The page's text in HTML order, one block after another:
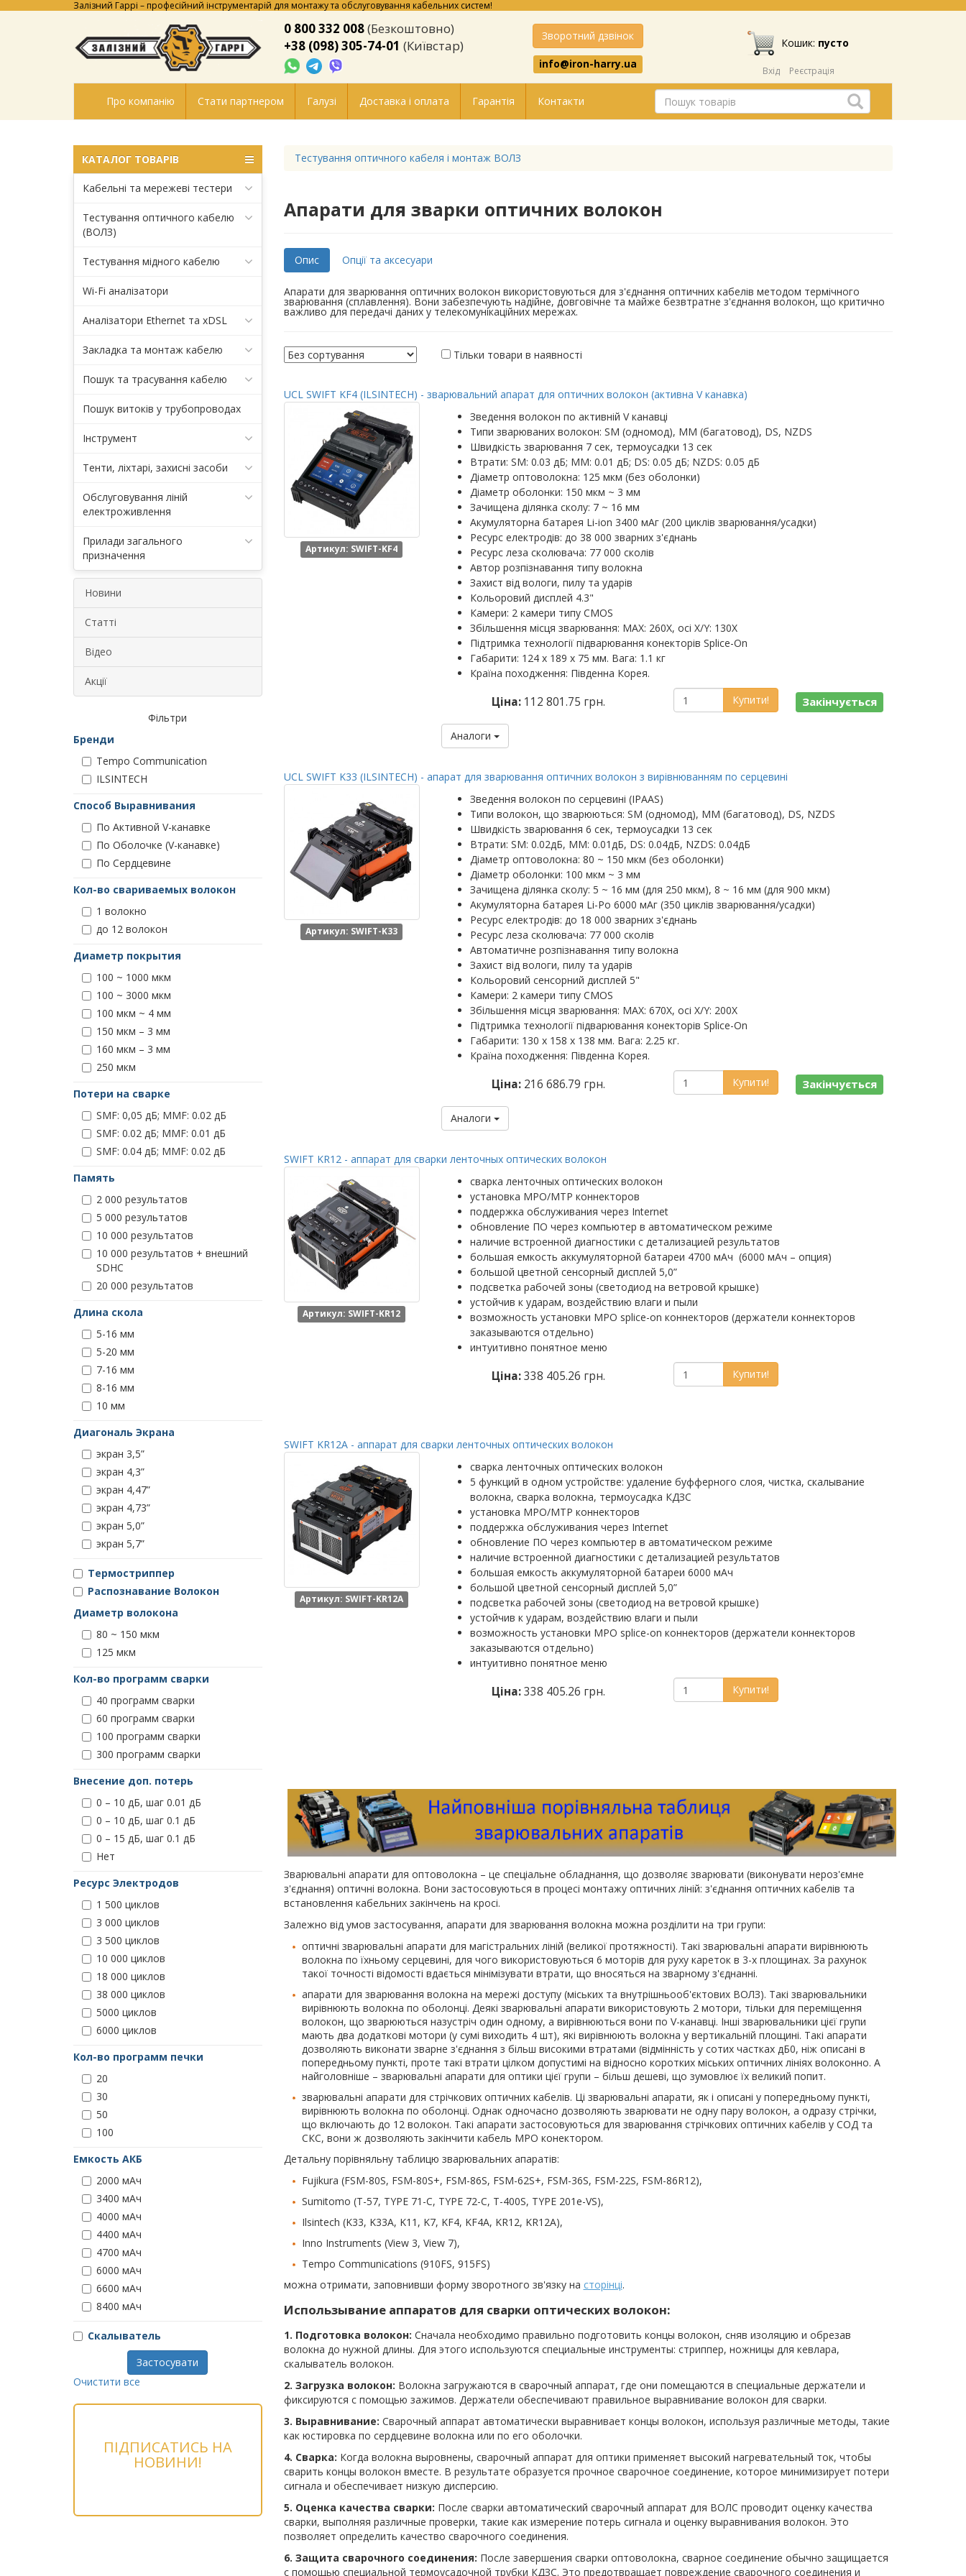
Залізний Гаррі – професійний інструментарій для монтажу та обслуговування кабельних систем!
0 800 332 008(Безкоштовно)
+38 (098) 305-74-01 (Київстар)
Зворотний дзвінок
info@iron-harry.ua
Кошик: пусто
Вхід Реєстрація
Про компанію Стати партнером Галузі Доставка і оплата Гарантія Контакти
КАТАЛОГ ТОВАРІВ
Кабельні та мережеві тестери
Тестування оптичного кабелю
(ВОЛЗ)
Тестування мідного кабелю
Wi-Fi аналізатори
Аналізатори Ethernet та xDSL
Закладка та монтаж кабелю
Пошук та трасування кабелю
Пошук витоків у трубопроводах
Інструмент
Тенти, ліхтарі, захисні засоби
Обслуговування ліній
електроживлення
Прилади загального
призначення
Новини
Статті
Відео
Акції
Фільтри
Бренди
Tempo Communication
ILSINTECH
Способ Выравнивания
По Активной V-канавке
По Оболочке (V-канавке)
По Сердцевине
Кол-во свариваемых волокон
1 волокно
до 12 волокон
Диаметр покрытия
100 ~ 1000 мкм
100 ~ 3000 мкм
100 мкм ~ 4 мм
150 мкм – 3 мм
160 мкм – 3 мм
250 мкм
Потери на сварке
SMF: 0,05 дБ; MMF: 0.02 дБ
SMF: 0.02 дБ; MMF: 0.01 дБ
SMF: 0.04 дБ; MMF: 0.02 дБ
Память
2 000 результатов
5 000 результатов
10 000 результатов
10 000 результатов + внешний
SDHC
20 000 результатов
Длина скола
5-16 мм
5-20 мм
7-16 мм
8-16 мм
10 мм
Диагональ Экрана
экран 3,5”
экран 4,3”
экран 4,47”
экран 4,73”
экран 5,0”
экран 5,7”
Термостриппер
Распознавание Волокон
Диаметр волокона
80 ~ 150 мкм
125 мкм
Кол-во программ сварки
40 программ сварки
60 программ сварки
100 программ сварки
300 программ сварки
Внесение доп. потерь
0 – 10 дБ, шаг 0.01 дБ
0 – 10 дБ, шаг 0.1 дБ
0 – 15 дБ, шаг 0.1 дБ
Нет
Ресурс Электродов
1 500 циклов
3 000 циклов
3 500 циклов
10 000 циклов
18 000 циклов
38 000 циклов
5000 циклов
6000 циклов
Кол-во программ печки
20
30
50
100
Емкость АКБ
2000 мАч
3400 мАч
4000 мАч
4400 мАч
4700 мАч
6000 мАч
6600 мАч
8400 мАч
Скалыватель
Застосувати
Очистити все
ПІДПИСАТИСЬ НА
НОВИНИ!
Тестування оптичного кабеля і монтаж ВОЛЗ
Апарати для зварки оптичних волокон
Опис Опції та аксесуари
Апарати для зварювання оптичних волокон використовуються для з'єднання оптичних кабелів методом термічного
зварювання (сплавлення). Вони забезпечують надійне, довговічне та майже безвтратне з'єднання волокон, що критично
важливо для передачі даних у телекомунікаційних мережах.
Тільки товари в наявності
UCL SWIFT KF4 (ILSINTECH) - зварювальний апарат для оптичних волокон (активна V канавка)
Артикул: SWIFT-KF4
Зведення волокон по активній V канавці
Типи зварюваних волокон: SM (одномод), MM (багатовод), DS, NZDS
Швидкість зварювання 7 сек, термоусадки 13 сек
Втрати: SM: 0.03 дБ; MM: 0.01 дБ; DS: 0.05 дБ; NZDS: 0.05 дБ
Діаметр оптоволокна: 125 мкм (без оболонки)
Діаметр оболонки: 150 мкм ~ 3 мм
Зачищена ділянка сколу: 7 ~ 16 мм
Акумуляторна батарея Li-ion 3400 мАг (200 циклів зварювання/усадки)
Ресурс електродів: до 38 000 зварних з'єднань
Ресурс леза сколювача: 77 000 сколів
Автор розпізнавання типу волокна
Захист від вологи, пилу та ударів
Кольоровий дисплей 4.3"
Камери: 2 камери типу CMOS
Збільшення місця зварювання: MAX: 260X, осі X/Y: 130X
Підтримка технології підварювання конекторів Splice-On
Габарити: 124 х 189 х 75 мм. Вага: 1.1 кг
Країна походження: Південна Корея.
Ціна: 112 801.75 грн.
Аналоги
Купити! Закінчується
UCL SWIFT K33 (ILSINTECH) - апарат для зварювання оптичних волокон з вирівнюванням по серцевині
Артикул: SWIFT-K33
Зведення волокон по серцевині (IPAAS)
Типи волокон, що зварюються: SM (одномод), MM (багатовод), DS, NZDS
Швидкість зварювання 6 сек, термоусадки 13 сек
Втрати: SM: 0.02дБ, MM: 0.01дБ, DS: 0.04дБ, NZDS: 0.04дБ
Діаметр оптоволокна: 80 ~ 150 мкм (без оболонки)
Діаметр оболонки: 100 мкм ~ 3 мм
Зачищена ділянка сколу: 5 ~ 16 мм (для 250 мкм), 8 ~ 16 мм (для 900 мкм)
Акумуляторна батарея Li-Po 6000 мАг (350 циклів зварювання/усадки)
Ресурс електродів: до 18 000 зварних з'єднань
Ресурс леза сколювача: 77 000 сколів
Автоматичне розпізнавання типу волокна
Захист від вологи, пилу та ударів
Кольоровий сенсорний дисплей 5"
Камери: 2 камери типу CMOS
Збільшення місця зварювання: MAX: 670X, осі X/Y: 200X
Підтримка технології підварювання конекторів Splice-On
Габарити: 130 х 158 х 138 мм. Вага: 2.25 кг.
Країна походження: Південна Корея.
Ціна: 216 686.79 грн.
Аналоги
Купити! Закінчується
SWIFT KR12 - аппарат для сварки ленточных оптических волокон
Артикул: SWIFT-KR12
сварка ленточных оптических волокон
установка MPO/MTP коннекторов
поддержка обслуживания через Internet
обновление ПО через компьютер в автоматическом режиме
наличие встроенной диагностики с детализацией результатов
большая емкость аккумуляторной батареи 4700 мАч (6000 мАч – опция)
большой цветной сенсорный дисплей 5,0”
подсветка рабочей зоны (светодиод на ветровой крышке)
устойчив к ударам, воздействию влаги и пыли
возможность установки MPO splice-on коннекторов (держатели коннекторов
заказываются отдельно)
интуитивно понятное меню
Ціна: 338 405.26 грн. Купити!
SWIFT KR12A - аппарат для сварки ленточных оптических волокон
Артикул: SWIFT-KR12A
сварка ленточных оптических волокон
5 функций в одном устройстве: удаление буфферного слоя, чистка, скалывание
волокна, сварка волокна, термоусадка КДЗС
установка MPO/MTP коннекторов
поддержка обслуживания через Internet
обновление ПО через компьютер в автоматическом режиме
наличие встроенной диагностики с детализацией результатов
большая емкость аккумуляторной батареи 6000 мАч
большой цветной сенсорный дисплей 5,0”
подсветка рабочей зоны (светодиод на ветровой крышке)
устойчив к ударам, воздействию влаги и пыли
возможность установки MPO splice-on коннекторов (держатели коннекторов
заказываются отдельно)
интуитивно понятное меню
Ціна: 338 405.26 грн. Купити!
Зварювальні апарати для оптоволокна – це спеціальне обладнання, що дозволяє зварювати (виконувати нероз'ємне
з'єднання) оптичні волокна. Вони застосовуються в процесі монтажу оптичних ліній: з'єднання оптичних кабелів та
встановлення кабельних закінчень на кросі.
Залежно від умов застосування, апарати для зварювання волокна можна розділити на три групи:
оптичні зварювальні апарати для магістральних ліній (великої протяжності). Такі зварювальні апарати вирівнюють
волокна по їхньому серцевині, для чого використовуються 6 моторів для руху кареток в 3-х площинах. За рахунок
такої точності відомості вдається мінімізувати втрати, що вносяться на зварному з'єднанні.
апарати для зварювання волокна на мережі доступу (міських та внутрішньооб'єктових ВОЛЗ). Такі зварювальники
вирівнюють волокна по оболонці. Деякі зварювальні апарати використовують 2 мотори, тільки для переміщення
волокон, що зварюються назустріч один одному, а вирівнюються вони по V-канавці. Інші зварювальники цієї групи
мають два додаткові мотори (у сумі виходить 4 шт), які вирівнюють волокна у вертикальній площині. Такі апарати
дозволяють виконати зварне з'єднання з більш високими втратами (відмінність у сотих частках дБ0, ніж описані в
попередньому пункті, проте такі втрати цілком допустимі на відносно коротких міських оптичних лініях волоконно. А
найголовніше – зварювальні апарати для оптики цієї групи – більш дешеві, що зумовлює їх великий попит.
зварювальні апарати для стрічкових оптичних кабелів. Ці зварювальні апарати, як і описані у попередньому пункті,
вирівнюють волокна по оболонці. Однак одночасно дозволяють зварювати не одну пару волокон, а одразу стрічки,
що включають до 12 волокон. Такі апарати застосовуються для зварювання стрічкових оптичних кабелів у СОД та
СКС, вони ж дозволяють закінчити кабель MPO конектором.
Детальну порівняльну таблицю зварювальних апаратів:
Fujikura (FSM-80S, FSM-80S+, FSM-86S, FSM-62S+, FSM-36S, FSM-22S, FSM-86R12),
Sumitomo (T-57, TYPE 71-C, TYPE 72-C, T-400S, TYPE 201e-VS),
Ilsintech (K33, K33A, K11, K7, KF4, KF4A, KR12, KR12A),
Inno Instruments (View 3, View 7),
Tempo Communications (910FS, 915FS)
можна отримати, заповнивши форму зворотного зв'язку на сторінці.
Использывание аппаратов для сварки оптических волокон:
1. Подготовка волокон: Сначала необходимо правильно подготовить концы волокон, сняв изоляцию и обрезав
волокна до нужной длины. Для этого используются специальные инструменты: стриппер, ножницы для кевлара,
скалыватель волокон.
2. Загрузка волокон: Волокна загружаются в сварочный аппарат, где они помещаются в специальные держатели и
фиксируются с помощью зажимов. Держатели обеспечивают правильное выравнивание волокон для сварки.
3. Выравнивание: Сварочный аппарат автоматически выравнивает концы волокон, используя различные методы, такие
как юстировка по сердцевине волокна или по его оболочки.
4. Сварка: Когда волокна выровнены, сварочный аппарат для оптики применяет высокий нагревательный ток, чтобы
сварить концы волокон вместе. В результате образуется прочное сварочное соединение, которое минимизирует потери
сигнала и обеспечивает низкую дисперсию.
5. Оценка качества сварки: После сварки автоматический сварочный аппарат для ВОЛС проводит оценку качества
сварки, выполняя различные проверки, такие как измерение потерь сигнала и оценку выравнивания волокон. Это
позволяет определить качество сварочного соединения.
6. Защита сварочного соединения: После завершения сварки оптоволокна, сварное соединение обычно защищается
с помощью специальной термоусадочной трубки КДЗС. Это предотвращает повреждение сварочного соединения и